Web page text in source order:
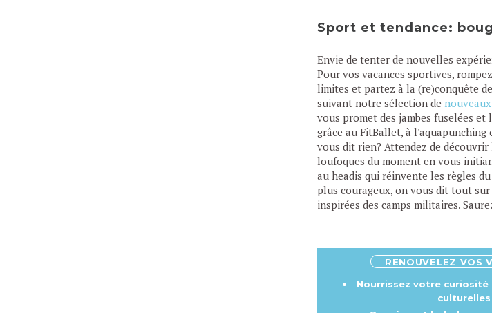
Sport et tendance:
Envie de tenter de nouvelles
Pour vos vacances sportives,
limites et partez à la (re)conquête
suivant notre sélection de
vous promet des jambes fuselées
grâce au FitBallet, à l'aquapunching
vous dit rien? Attendez de
loufoques du moment en vous
au headis qui réinvente les règles
plus courageux, on vous dit tout
inspirées des camps militaires.
RENOUVELEZ VOS
Nourrissez votre curiosité
culturelles